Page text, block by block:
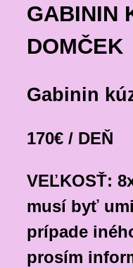
GABININ
DOMČEK
Gabinin
170€ / DEŇ
VEĽKOSŤ:
musí byť
prípade
prosím